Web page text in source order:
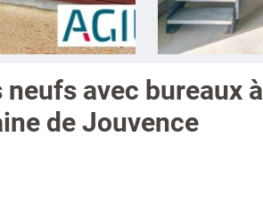
avec bureaux à
de Jouvence